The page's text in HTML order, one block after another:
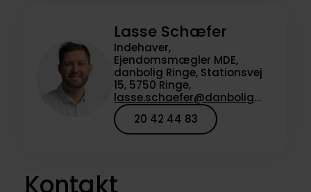
Lasse Schæfer
Indehaver,
Ejendomsmægler MDE,
danbolig Ringe, Stationsvej
15, 5750 Ringe,
lasse.schaefer@danbolig.dk
20 42 44 83
Kontakt